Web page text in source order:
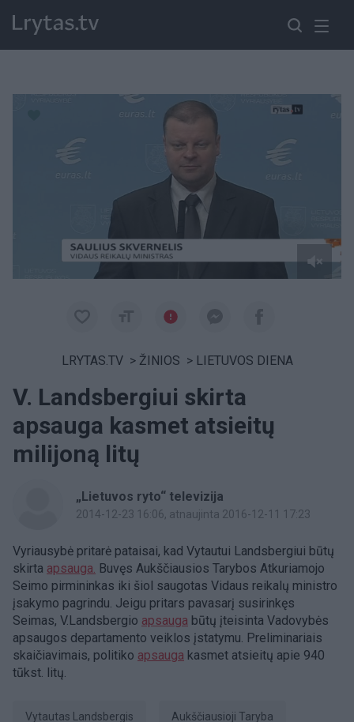
Paremkite Ukrainą
LRYTAS.TV > ŽINIOS > LIETUVOS DIENA
V. Landsbergiui skirta
apsauga kasmet atsieitų
milijoną litų
„Lietuvos ryto“ televizija
2014-12-23 16:06, atnaujinta 2016-12-11 17:23
Vyriausybė pritarė pataisai, kad Vytautui Landsbergiui būtų
skirta apsauga. Buvęs Aukščiausios Tarybos Atkuriamojo
Seimo pirmininkas iki šiol saugotas Vidaus reikalų ministro
įsakymo pagrindu. Jeigu pritars pavasarį susirinkęs
Seimas, V.Landsbergio apsauga būtų įteisinta Vadovybės
apsaugos departamento veiklos įstatymu. Preliminariais
skaičiavimais, politiko apsauga kasmet atsieitų apie 940
tūkst. litų.
Vytautas Landsbergis Aukščiausioji Taryba